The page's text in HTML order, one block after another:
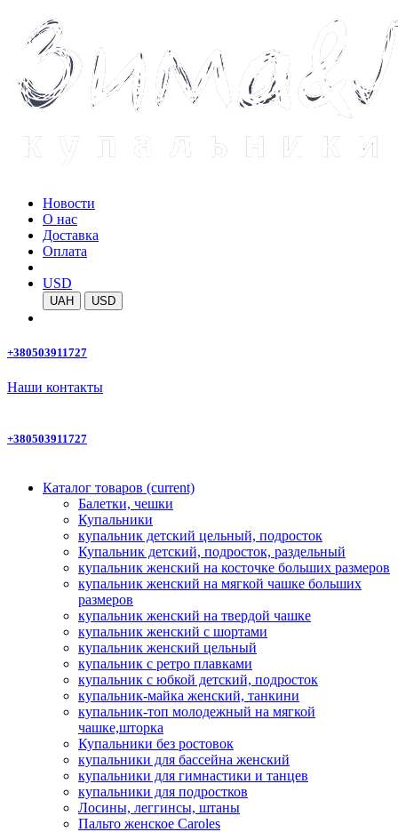
Новости
О нас
Доставка
Оплата
USD
UAH USD
+380503911727
Наши контакты
+380503911727
Каталог товаров (current)
Балетки, чешки
Купальники
купальник детский цельный, подросток
Купальник детский, подросток, раздельный
купальник женский на косточке больших размеров
купальник женский на мягкой чашке больших
размеров
купальник женский на твердой чашке
купальник женский с шортами
купальник женский цельный
купальник с ретро плавками
купальник с юбкой детский, подросток
купальник-майка женский, танкини
купальник-топ молодежный на мягкой
чашке,шторка
Купальники без ростовок
купальники для бассейна женский
купальники для гимнастики и танцев
купальники для подростков
Лосины, леггинсы, штаны
Пальто женское Caroles